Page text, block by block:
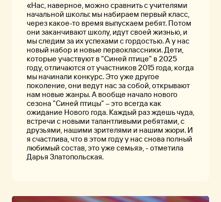
«Нас, наверное, можно сравнить с учителями
начальной школы: мы набираем первый класс,
через какое-то время выпускаем ребят. Потом
они заканчивают школу, идут своей жизнью, и
мы следим за их успехами с гордостью. А у нас
новый набор и новые первоклассники. Дети,
которые участвуют в "Синей птице" в 2025
году, отличаются от участников 2015 года, когда
мы начинали конкурс. Это уже другое
поколение, они ведут нас за собой, открывают
нам новые жанры. А вообще начало нового
сезона "Синей птицы" – это всегда как
ожидание Нового года. Каждый раз ждешь чуда,
встречи с новыми талантливыми ребятами, с
друзьями, нашими зрителями и нашим жюри. И
я счастлива, что в этом году у нас снова полный
любимый состав, это уже семья», - отметила
Дарья Златопольская.